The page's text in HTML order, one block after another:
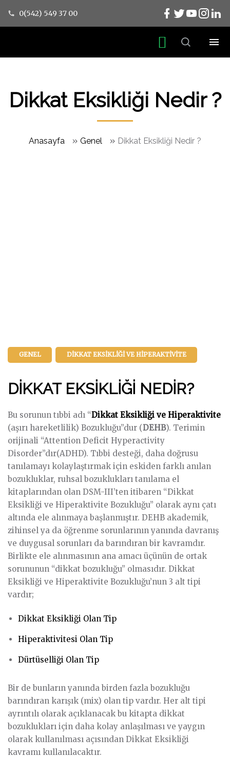
0(542) 549 37 00
Dikkat Eksikliği Nedir ?
Anasayfa » Genel » Dikkat Eksikliği Nedir ?
GENEL DIKKAT EKSIKLIĞI VE HIPERAKTIVITE
DİKKAT EKSİKLİĞİ NEDİR?
Bu sorunun tıbbi adı “Dikkat Eksikliği ve Hiperaktivite
(aşırı hareketlilik) Bozukluğu”dur (DEHB). Terimin
orijinali “Attention Deficit Hyperactivity
Disorder”dır(ADHD). Tıbbi desteği, daha doğrusu
tanılamayı kolaylaştırmak için eskiden farklı anılan
bozukluklar, ruhsal bozuklukları tanılama el
kitaplarından olan DSM-III’ten itibaren “Dikkat
Eksikliği ve Hiperaktivite Bozukluğu” olarak aynı çatı
altında ele alınmaya başlanmıştır. DEHB akademik,
zihinsel ya da öğrenme sorunlarının yanında davranış
ve duygusal sorunları da barındıran bir kavramdır.
Birlikte ele alınmasının ana amacı üçünün de ortak
sorununun “dikkat bozukluğu” olmasıdır. Dikkat
Eksikliği ve Hiperaktivite Bozukluğu’nun 3 alt tipi
vardır;
Dikkat Eksikliği Olan Tip
Hiperaktivitesi Olan Tip
Dürtüselliği Olan Tip
Bir de bunların yanında birden fazla bozukluğu
barındıran karışık (mix) olan tip vardır. Her alt tipi
ayrıntılı olarak açıklanacak bu kitapta dikkat
bozuklukları için daha kolay anlaşılması ve yaygın
olarak kullanılması açısından Dikkat Eksikliği
kavramı kullanılacaktır.